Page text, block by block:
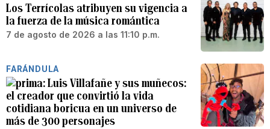
Los Terrícolas atribuyen su vigencia a
la fuerza de la música romántica
7 de agosto de 2026 a las 11:10 p.m.
FARÁNDULA
Luis Villafañe y sus muñecos:
el creador que convirtió la vida
cotidiana boricua en un universo de
más de 300 personajes